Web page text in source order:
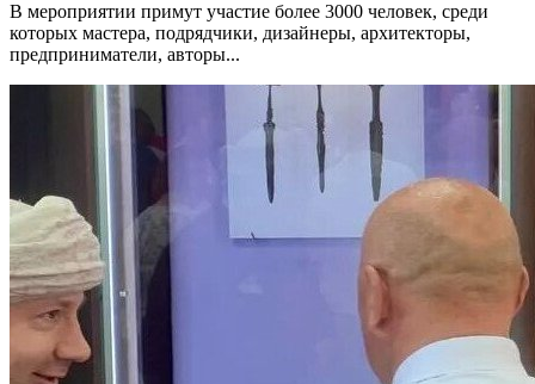
В мероприятии примут участие более 3000 человек, среди
которых мастера, подрядчики, дизайнеры, архитекторы,
предприниматели, авторы...